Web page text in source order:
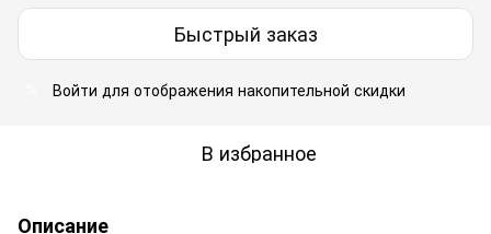
Быстрый заказ
Войти для отображения накопительной скидки
В избранное
Описание